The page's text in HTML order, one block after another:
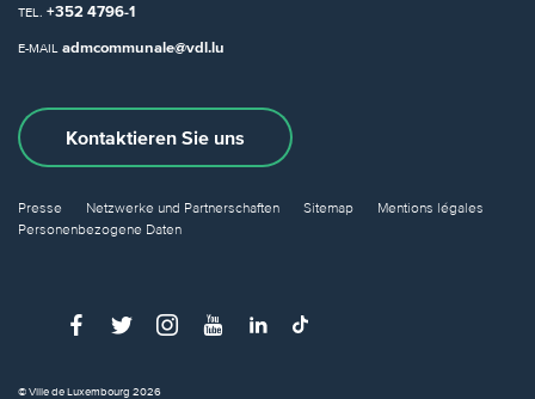
TEL. +352 4796-1
E-MAIL admcommunale@vdl.lu
Kontaktieren Sie uns
Presse Netzwerke und Partnerschaften Sitemap
Mentions légales
Personenbezogene Daten
© Ville de Luxembourg 2026